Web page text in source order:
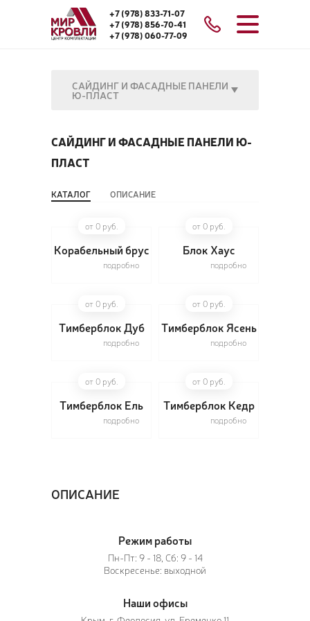
+7 (978) 833-71-07
+7 (978) 856-70-41
+7 (978) 060-77-09
САЙДИНГ И ФАСАДНЫЕ ПАНЕЛИ
Ю-ПЛАСТ
САЙДИНГ И ФАСАДНЫЕ ПАНЕЛИ Ю-
ПЛАСТ
КАТАЛОГ ОПИСАНИЕ
от 0 руб.
Корабельный брус
подробно
от 0 руб.
Блок Хаус
подробно
от 0 руб.
Тимберблок Дуб
подробно
от 0 руб.
Тимберблок Ясень
подробно
от 0 руб.
Тимберблок Ель
подробно
от 0 руб.
Тимберблок Кедр
подробно
ОПИСАНИЕ
Режим работы
Пн-Пт: 9 - 18, Сб: 9 - 14
Воскресенье: выходной
Наши офисы